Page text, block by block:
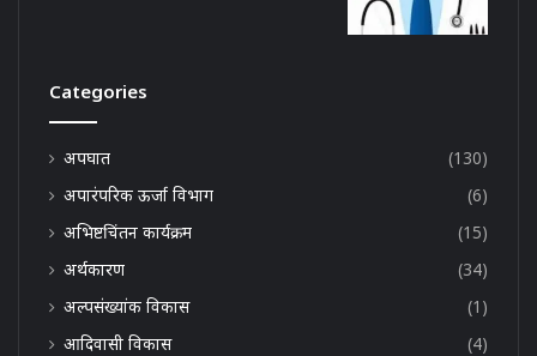
Categories
अपघात
(130)
अपारंपरिक ऊर्जा विभाग
(6)
अभिष्टचिंतन कार्यक्रम
(15)
अर्थकारण
(34)
अल्पसंख्यांक विकास
(1)
आदिवासी विकास
(4)